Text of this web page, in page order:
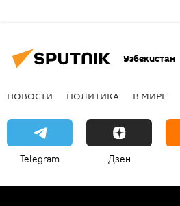
Узбекистан
НОВОСТИ ПОЛИТИКА В МИРЕ
Telegram Дзен